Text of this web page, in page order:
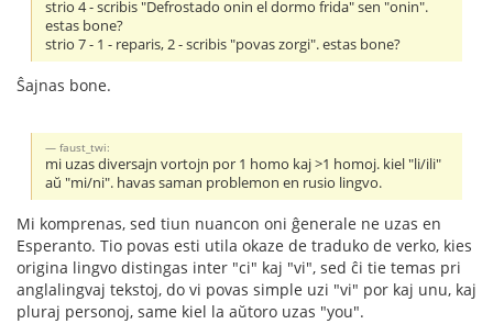
strio 4 - scribis "Defrostado onin el dormo frida" sen "onin".
estas bone?
strio 7 - 1 - reparis, 2 - scribis "povas zorgi". estas bone?
Ŝajnas bone.
faust_twi:
mi uzas diversajn vortojn por 1 homo kaj >1 homoj. kiel "li/ili"
aŭ "mi/ni". havas saman problemon en rusio lingvo.
Mi komprenas, sed tiun nuancon oni ĝenerale ne uzas en
Esperanto. Tio povas esti utila okaze de traduko de verko, kies
origina lingvo distingas inter "ci" kaj "vi", sed ĉi tie temas pri
anglalingvaj tekstoj, do vi povas simple uzi "vi" por kaj unu, kaj
pluraj personoj, same kiel la aŭtoro uzas "you".